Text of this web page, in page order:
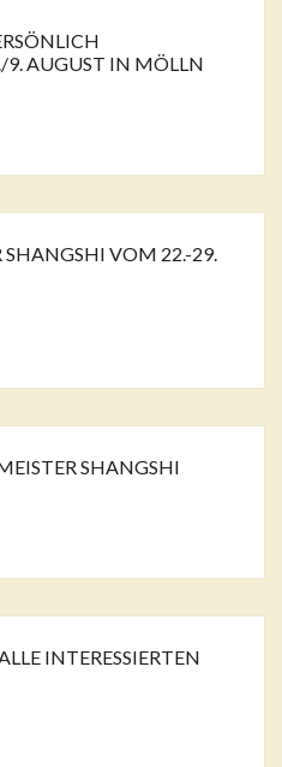
AUGUST IN MÖLLN
SHANGSHI VOM 22.-29.
SHANGSHI
INTERESSIERTEN